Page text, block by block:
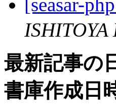
[seasar-
ISHITOYA
最新記事の
書庫作成日